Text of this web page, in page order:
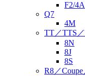
F2/
Q7
4M
TT／TTS
8N
8J
8S
R8／Coupe